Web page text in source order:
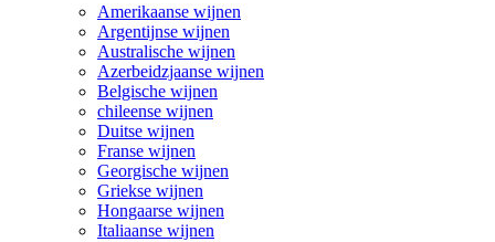
Amerikaanse wijnen
Argentijnse wijnen
Australische wijnen
Azerbeidzjaanse wijnen
Belgische wijnen
chileense wijnen
Duitse wijnen
Franse wijnen
Georgische wijnen
Griekse wijnen
Hongaarse wijnen
Italiaanse wijnen